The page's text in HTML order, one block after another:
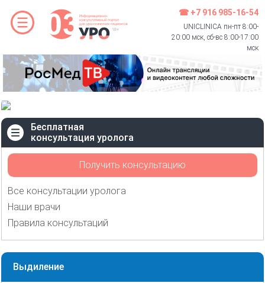
☎ +7 916 985-16-54
UNICLINICA пн-пт 8:00-
20:00 мск, сб-вс 8:00-17:00
мск
Бесплатная
консультация уролога
Получить консультацию
Все консультации уролога
Наши врачи
Правила консультаций
Выдиление